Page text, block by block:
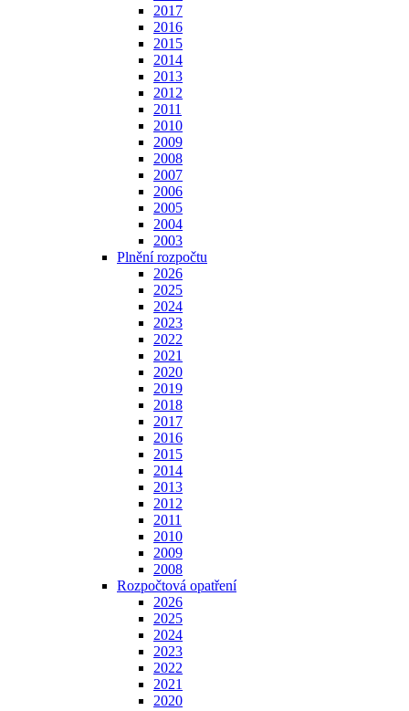
2017
2016
2015
2014
2013
2012
2011
2010
2009
2008
2007
2006
2005
2004
2003
Plnění rozpočtu
2026
2025
2024
2023
2022
2021
2020
2019
2018
2017
2016
2015
2014
2013
2012
2011
2010
2009
2008
Rozpočtová opatření
2026
2025
2024
2023
2022
2021
2020